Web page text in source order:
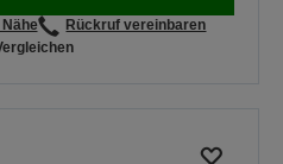
Rückruf vereinbaren